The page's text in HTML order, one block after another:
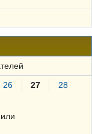
26 27
28
или